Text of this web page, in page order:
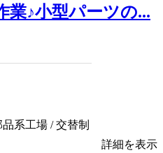
業♪小型パーツの...
系工場 / 交替制
詳細を表示